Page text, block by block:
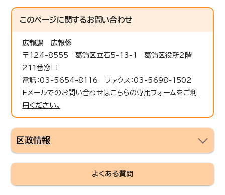
このページに関するお問い合わせ
広報課
広報係
〒124-8555 葛飾区立石5-13-1 葛飾区役所2階
211番窓口
電話：03-5654-8116 ファクス：03-5698-1502
Eメールでのお問い合わせはこちらの専用フォームをご利
用ください。
区政情報
よくある質問